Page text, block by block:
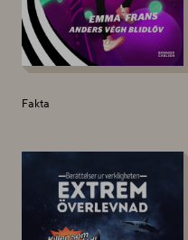
Fakta